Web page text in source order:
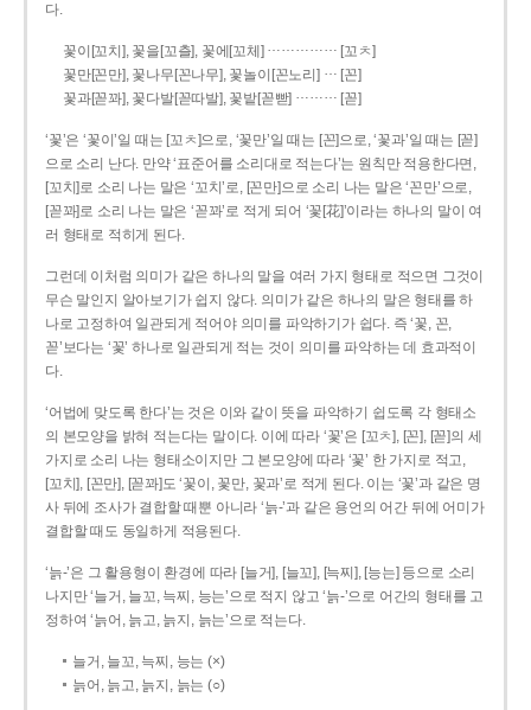
다.
꽃이[꼬치], 꽃을[꼬츨], 꽃에[꼬체] …………… [꼬ㅊ]
꽃만[꼰만], 꽃나무[꼰나무], 꽃놀이[꼰노리] … [꼰]
꽃과[꼳꽈], 꽃다발[꼳따발], 꽃밭[꼳빧] ……… [꼳]
‘꽃’은 ‘꽃이’일 때는 [꼬ㅊ]으로, ‘꽃만’일 때는 [꼰]으로, ‘꽃과’일 때는 [꼳]
으로 소리 난다. 만약 ‘표준어를 소리대로 적는다’는 원칙만 적용한다면,
[꼬치]로 소리 나는 말은 ‘꼬치’로, [꼰만]으로 소리 나는 말은 ‘꼰만’으로,
[꼳꽈]로 소리 나는 말은 ‘꼳꽈’로 적게 되어 ‘꽃[花]’이라는 하나의 말이 여
러 형태로 적히게 된다.
그런데 이처럼 의미가 같은 하나의 말을 여러 가지 형태로 적으면 그것이
무슨 말인지 알아보기가 쉽지 않다. 의미가 같은 하나의 말은 형태를 하
나로 고정하여 일관되게 적어야 의미를 파악하기가 쉽다. 즉 ‘꽃, 꼰,
꼳’보다는 ‘꽃’ 하나로 일관되게 적는 것이 의미를 파악하는 데 효과적이
다.
‘어법에 맞도록 한다’는 것은 이와 같이 뜻을 파악하기 쉽도록 각 형태소
의 본모양을 밝혀 적는다는 말이다. 이에 따라 ‘꽃’은 [꼬ㅊ], [꼰], [꼳]의 세
가지로 소리 나는 형태소이지만 그 본모양에 따라 ‘꽃’ 한 가지로 적고,
[꼬치], [꼰만], [꼳꽈]도 ‘꽃이, 꽃만, 꽃과’로 적게 된다. 이는 ‘꽃’과 같은 명
사 뒤에 조사가 결합할 때뿐 아니라 ‘늙-’과 같은 용언의 어간 뒤에 어미가
결합할 때도 동일하게 적용된다.
‘늙-’은 그 활용형이 환경에 따라 [늘거], [늘꼬], [늑찌], [능는] 등으로 소리
나지만 ‘늘거, 늘꼬, 늑찌, 능는’으로 적지 않고 ‘늙-’으로 어간의 형태를 고
정하여 ‘늙어, 늙고, 늙지, 늙는’으로 적는다.
늘거, 늘꼬, 늑찌, 능는 (×)
늙어, 늙고, 늙지, 늙는 (○)